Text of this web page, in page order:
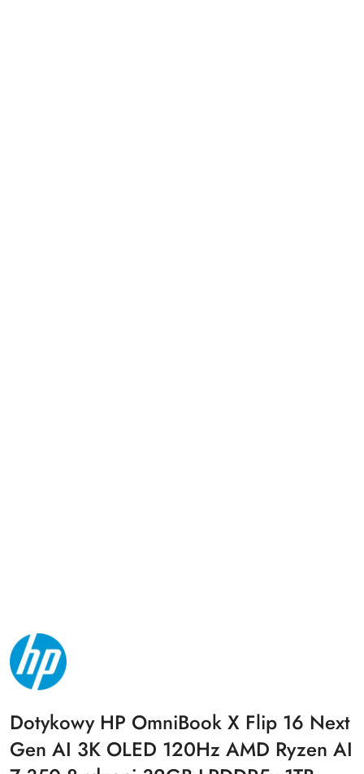
NAZWA
PRODUCENTA:
HP
Dotykowy HP OmniBook X Flip 16 Next
Gen AI 3K OLED 120Hz AMD Ryzen AI